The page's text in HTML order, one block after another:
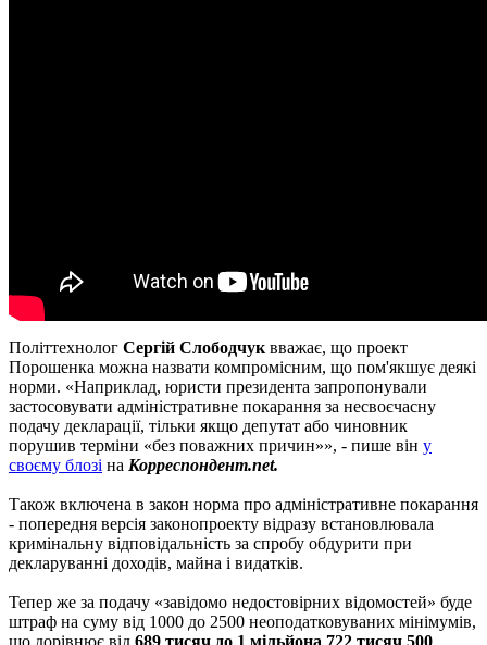
Політтехнолог Сергій Слободчук вважає, що проект
Порошенка можна назвати компромісним, що пом'якшує деякі
норми. «Наприклад, юристи президента запропонували
застосовувати адміністративне покарання за несвоєчасну
подачу декларації, тільки якщо депутат або чиновник
порушив терміни «без поважних причин»», - пише він у
своєму блозі на Корреспондент.net.
Також включена в закон норма про адміністративне покарання
- попередня версія законопроекту відразу встановлювала
кримінальну відповідальність за спробу обдурити при
декларуванні доходів, майна і видатків.
Тепер же за подачу «завідомо недостовірних відомостей» буде
штраф на суму від 1000 до 2500 неоподатковуваних мінімумів,
що дорівнює від 689 тисяч до 1 мільйона 722 тисяч 500